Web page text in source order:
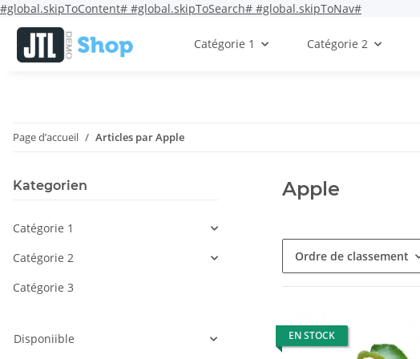
#global.skipToContent# #global.skipToSearch# #global.skipToNav#
Catégorie 1 Catégorie 2
Page d’accueil Articles par Apple
Apple
Ordre de classement
EN STOCK
Kategorien
Catégorie 1
Catégorie 2
Catégorie 3
Disponiible